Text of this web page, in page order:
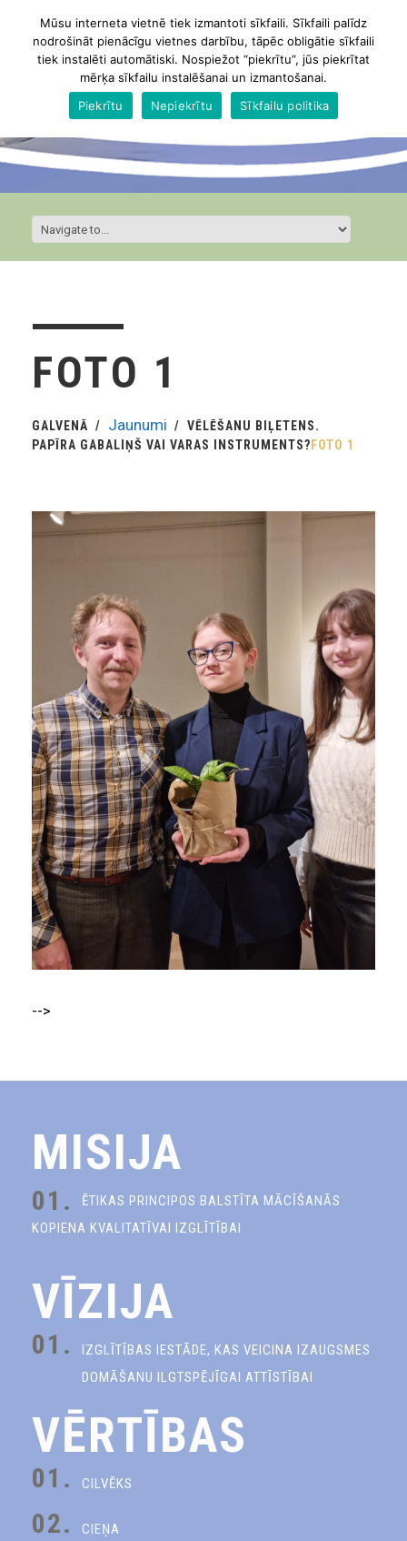
FOTO 1
GALVENĀ Jaunumi
VĒLĒŠANU BIĻETENS.
PAPĪRA GABALIŅŠ VAI VARAS INSTRUMENTS? FOTO 1
-->
MISIJA
01.
ĒTIKAS PRINCIPOS BALSTĪTA MĀCĪŠANĀS
KOPIENA KVALITATĪVAI IZGLĪTĪBAI
VĪZIJA
01.
IZGLĪTĪBAS IESTĀDE, KAS VEICINA IZAUGSMES
DOMĀŠANU ILGTSPĒJĪGAI ATTĪSTĪBAI
VĒRTĪBAS
01. CILVĒKS
02. CIEŅA
Mūsu interneta vietnē tiek izmantoti sīkfaili. Sīkfaili palīdz
nodrošināt pienācīgu vietnes darbību, tāpēc obligātie sīkfaili
tiek instalēti automātiski. Nospiežot “piekrītu”, jūs piekrītat
mērķa sīkfailu instalēšanai un izmantošanai.
Piekrītu
Nepiekrītu Sīkfailu politika